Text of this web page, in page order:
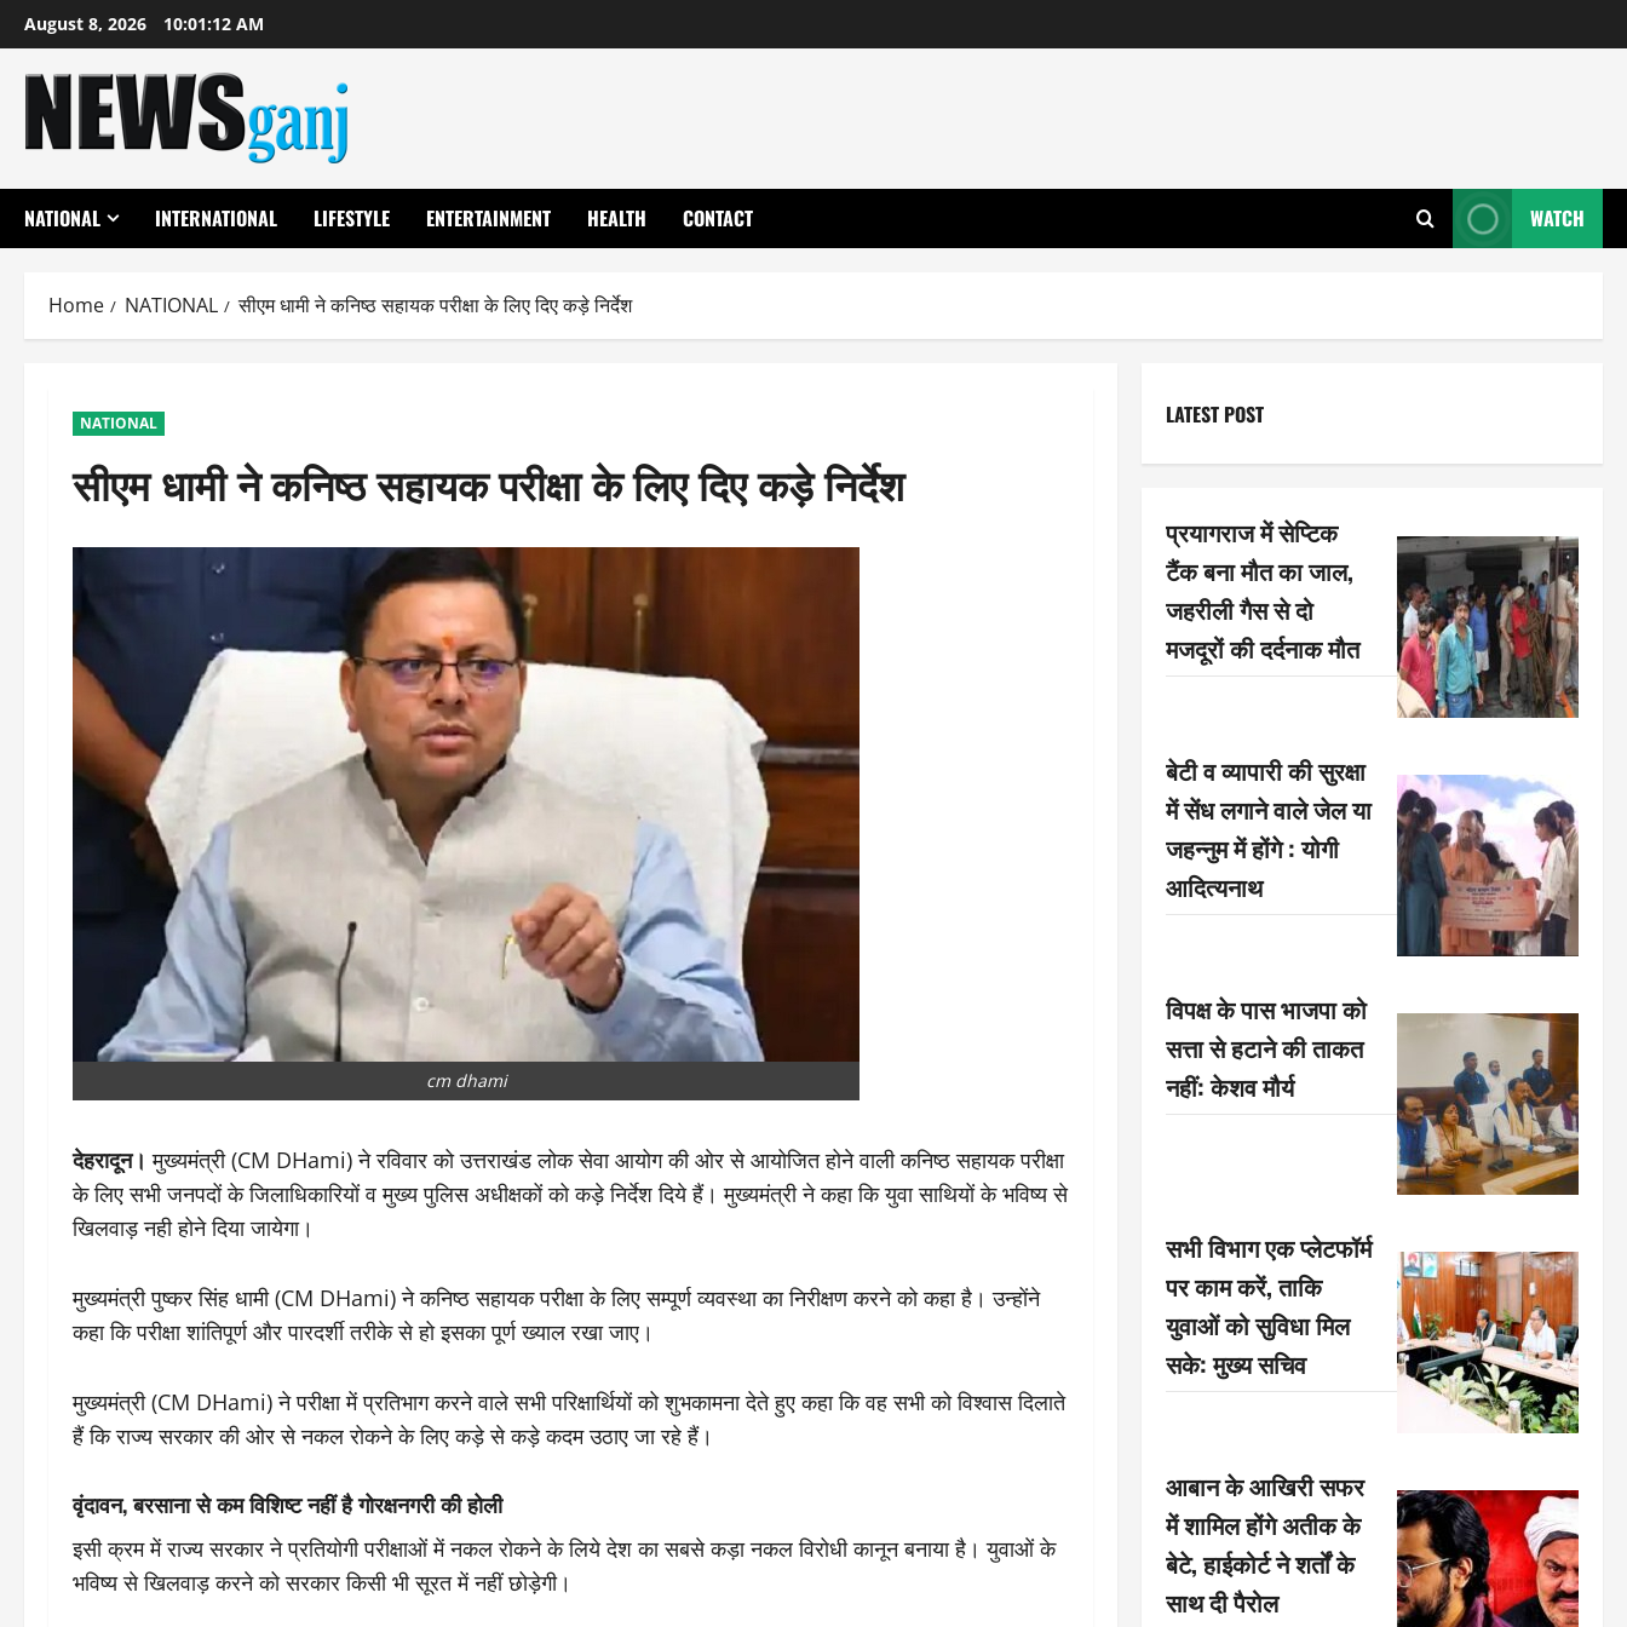
Skip
to
content
August 8, 2026 10:01:12 AM
NATIONAL INTERNATIONAL LIFESTYLE ENTERTAINMENT HEALTH CONTACT WATCH
Home NATIONAL सीएम धामी ने कनिष्ठ सहायक परीक्षा के लिए दिए कड़े निर्देश
NATIONAL
सीएम धामी ने कनिष्ठ सहायक परीक्षा के लिए दिए कड़े निर्देश
cm dhami
देहरादून। मुख्यमंत्री (CM DHami) ने रविवार को उत्तराखंड लोक सेवा आयोग की ओर से आयोजित होने वाली कनिष्ठ सहायक परीक्षा
के लिए सभी जनपदों के जिलाधिकारियों व मुख्य पुलिस अधीक्षकों को कड़े निर्देश दिये हैं। मुख्यमंत्री ने कहा कि युवा साथियों के भविष्य से
खिलवाड़ नही होने दिया जायेगा।
मुख्यमंत्री पुष्कर सिंह धामी (CM DHami) ने कनिष्ठ सहायक परीक्षा के लिए सम्पूर्ण व्यवस्था का निरीक्षण करने को कहा है। उन्होंने
कहा कि परीक्षा शांतिपूर्ण और पारदर्शी तरीके से हो इसका पूर्ण ख्याल रखा जाए।
मुख्यमंत्री (CM DHami) ने परीक्षा में प्रतिभाग करने वाले सभी परिक्षार्थियों को शुभकामना देते हुए कहा कि वह सभी को विश्वास दिलाते
हैं कि राज्य सरकार की ओर से नकल रोकने के लिए कड़े से कड़े कदम उठाए जा रहे हैं।
वृंदावन, बरसाना से कम विशिष्ट नहीं है गोरक्षनगरी की होली
इसी क्रम में राज्य सरकार ने प्रतियोगी परीक्षाओं में नकल रोकने के लिये देश का सबसे कड़ा नकल विरोधी कानून बनाया है। युवाओं के
भविष्य से खिलवाड़ करने को सरकार किसी भी सूरत में नहीं छोड़ेगी।
LATEST POST
प्रयागराज में सेप्टिक
टैंक बना मौत का जाल,
जहरीली गैस से दो
मजदूरों की दर्दनाक मौत
बेटी व व्यापारी की सुरक्षा
में सेंध लगाने वाले जेल या
जहन्नुम में होंगे : योगी
आदित्यनाथ
विपक्ष के पास भाजपा को
सत्ता से हटाने की ताकत
नहीं: केशव मौर्य
सभी विभाग एक प्लेटफॉर्म
पर काम करें, ताकि
युवाओं को सुविधा मिल
सके: मुख्य सचिव
आबान के आखिरी सफर
में शामिल होंगे अतीक के
बेटे, हाईकोर्ट ने शर्तों के
साथ दी पैरोल